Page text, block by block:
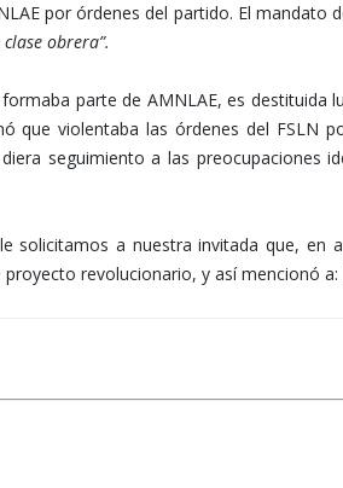
por órdenes del partido. El mandato
obrera”.
parte de AMNLAE, es destituida
que violentaba las órdenes del FSLN
seguimiento a las preocupaciones
solicitamos a nuestra invitada que, en
revolucionario, y así mencionó